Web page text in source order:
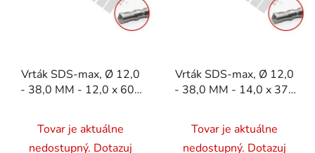
Vrták SDS-max, Ø 12,0
- 38,0 MM - 12,0 x 600
Tovar je aktuálne
nedostupný. Dotazuj
Vrták SDS-max, Ø 12,0
- 38,0 MM - 14,0 x 370
Tovar je aktuálne
nedostupný. Dotazuj